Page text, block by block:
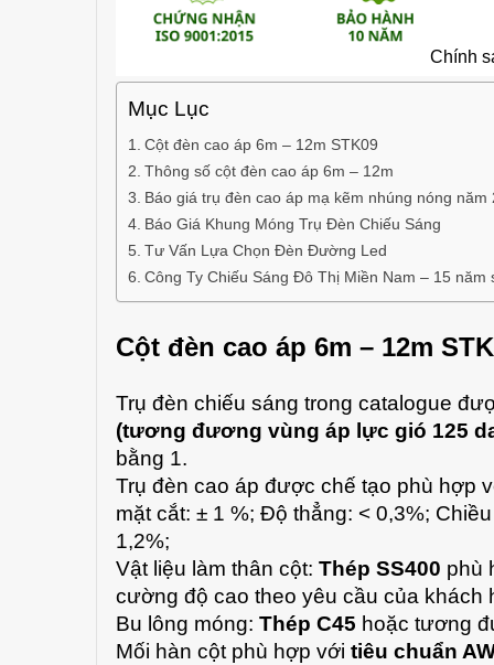
Chính
Mục Lục
Cột đèn cao áp 6m – 12m STK09
Thông số cột đèn cao áp 6m – 12m
Báo giá trụ đèn cao áp mạ kẽm nhúng nóng năm
Báo Giá Khung Móng Trụ Đèn Chiếu Sáng
Tư Vấn Lựa Chọn Đèn Đường Led
Công Ty Chiếu Sáng Đô Thị Miền Nam – 15 năm
Cột đèn cao áp 6m – 12m
Trụ đèn chiếu sáng trong catalogue
(tương đương vùng áp lực gió 125
bằng 1.
Trụ đèn cao áp được chế tạo phù hợp
mặt cắt: ± 1 %; Độ thẳng: < 0,3%;
1,2%;
Vật liệu làm thân cột: Thép SS400 phù
cường độ cao theo yêu cầu của khách
Bu lông móng: Thép C45 hoặc tương
Mối hàn cột phù hợp với tiêu chuẩn